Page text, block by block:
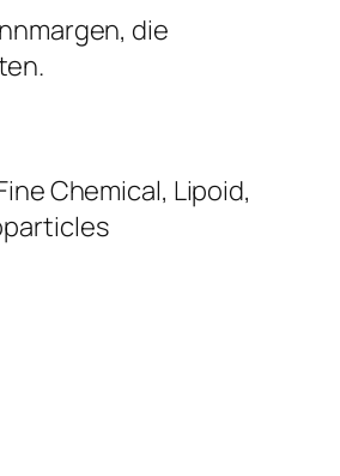
die
Chemical, Lipoid,